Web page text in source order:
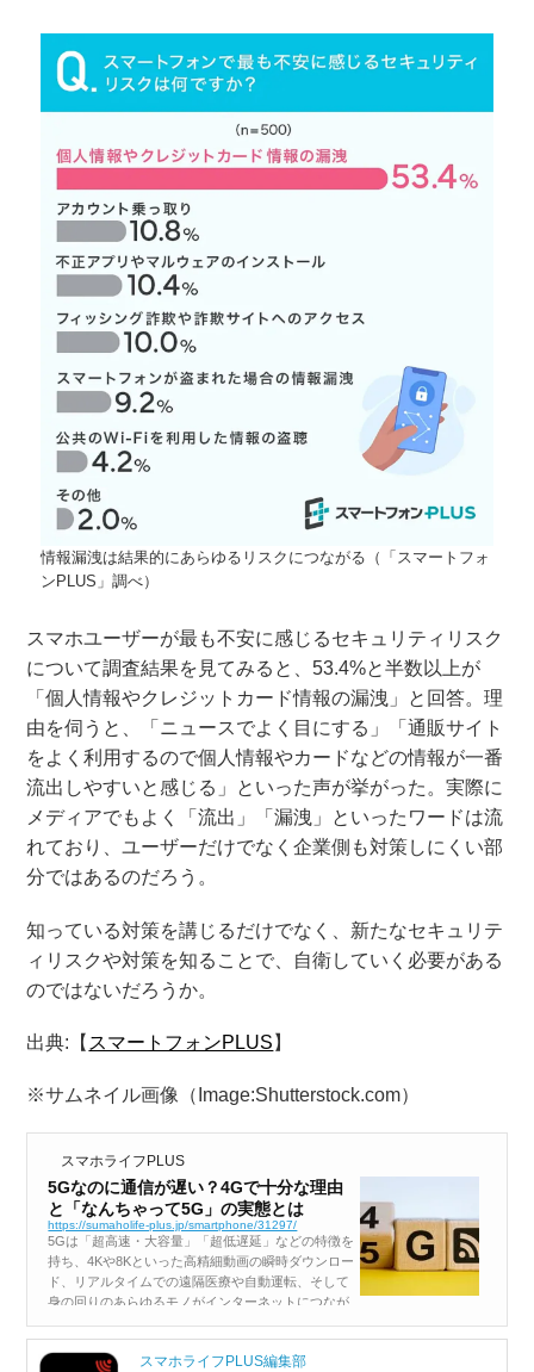
情報漏洩は結果的にあらゆるリスクにつながる（「スマートフォ
ンPLUS」調べ）
スマホユーザーが最も不安に感じるセキュリティリスク
について調査結果を見てみると、53.4%と半数以上が
「個人情報やクレジットカード情報の漏洩」と回答。理
由を伺うと、「ニュースでよく目にする」「通販サイト
をよく利用するので個人情報やカードなどの情報が一番
流出しやすいと感じる」といった声が挙がった。実際に
メディアでもよく「流出」「漏洩」といったワードは流
れており、ユーザーだけでなく企業側も対策しにくい部
分ではあるのだろう。
知っている対策を講じるだけでなく、新たなセキュリテ
ィリスクや対策を知ることで、自衛していく必要がある
のではないだろうか。
出典:【 スマートフォンPLUS 】
※サムネイル画像（Image:Shutterstock.com）
スマホライフPLUS
5Gなのに通信が遅い？4Gで十分な理由
と「なんちゃって5G」の実態とは
https://sumaholife-plus.jp/smartphone/31297/
5Gは「超高速・大容量」「超低遅延」などの特徴を
持ち、4Kや8Kといった高精細動画の瞬時ダウンロー
ド、リアルタイムでの遠隔医療や自動運転、そして
身の回りのあらゆるモノがインターネットにつなが
びています。 一方で手元のスマ...
スマホライフPLUS編集部